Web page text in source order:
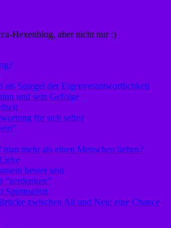
Hexenblog, aber nicht nur :)
als Spiegel der Eigenverantwortlichkeit
und sein Gefolge
für sich selbst
man mehr als einen Menschen lieben?
besser sein
“zerdenken”
Spiritualität
zwischen Alt und Neu: eine Chance